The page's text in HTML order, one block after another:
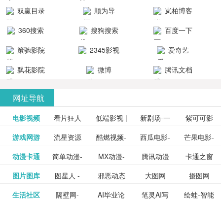
剧片、爱情
片、搞笑片
等全新电
影，是影
合破解游
戏、整合安
卓破解软件
分享与下
载！旨在打
件共享站、
资源
生物科技有
科技有限公
网
双赢目录
顺为导
航-办公运营
岚柏博客
360搜索
搜狗搜索
百度一下
策驰影院
2345影视
大全
爱奇艺
VIP会员
飘花影院
微博 腾讯文档
网址导航
电影视频 看片狂人 低端影视 |
免费高清
在线电影
新剧场-一
个网盘资
源分享小
紫可可影
视-紫可可,
免费提供
泡剧网_最
新电视剧
免费在线
更多>>
游戏网游 流星资源
网-流星蝴
蝶剑官网
酷燃视频-
致力于打
造中国领
西瓜电影-
西瓜视频
网站电影
芒果电影-
芒果TV网
站电影频
豆瓣电影-
豆瓣电影
更多>>
动漫卡通 简单动漫-
日本动画
MX动漫-
最新最全
腾讯动漫
频道
卡通之窗
三毛漫画
网
更多>>
图片图库 图星人 -
设计图片
邪恶动态
图片大全
大图网
摄图网
图行天下
更多>>
生活社区 隔壁网- AI毕业论 笔灵AI写 绘蛙-智能